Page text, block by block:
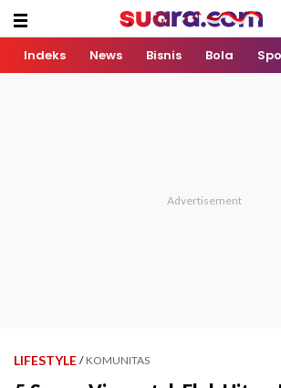
Indeks News Bisnis Bola
LIFESTYLE / KOMUNITAS